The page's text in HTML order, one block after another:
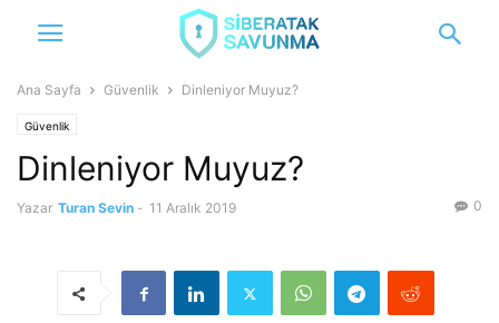
Ana Sayfa Güvenlik Dinleniyor Muyuz?
Güvenlik
Dinleniyor Muyuz?
Yazar Turan Sevin - 11 Aralık 2019 0